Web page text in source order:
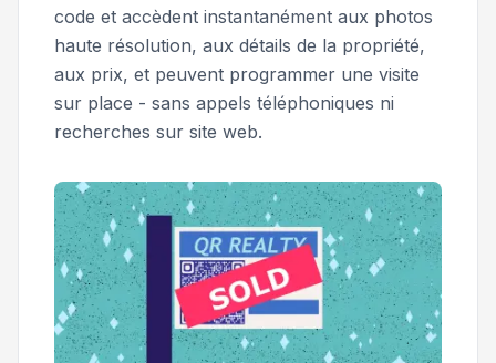
code et accèdent instantanément aux photos
haute résolution, aux détails de la propriété,
aux prix, et peuvent programmer une visite
sur place - sans appels téléphoniques ni
recherches sur site web.